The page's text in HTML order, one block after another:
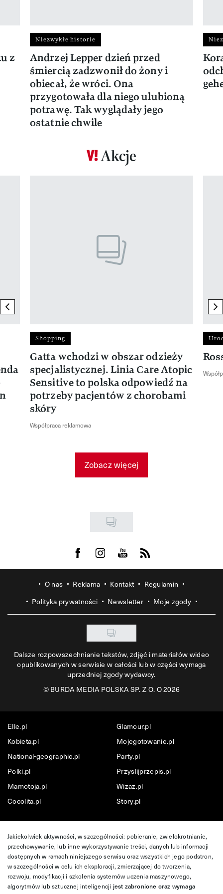
z
Niezwykłe historie
Andrzej Lepper dzień przed
śmiercią zadzwonił do żony i
obiecał, że wróci. Ona
przygotowała dla niego ulubioną
potrawę. Tak wyglądały jego
ostatnie chwile
Akcje
previous element
Shopping
Gatta wchodzi w obszar odzieży
specjalistycznej. Linia Care Atopic
Sensitive to polska odpowiedź na
potrzeby pacjentów z chorobami
skóry
Współpraca reklamowa
Zobacz więcej
Visit us on Facebook
Visit us on Instagram
Visit us on Youtube
Visit us on Rss
O nas Reklama Kontakt
Regulamin
Polityka prywatności
Newsletter Moje zgody
Dalsze rozpowszechnianie tekstów, zdjęć i materiałów wideo
opublikowanych w serwisie w całości lub w części wymaga
uprzedniej zgody wydawcy.
©BURDA MEDIA POLSKA SP. Z O. O 2026
Elle.pl
Glamour.pl
Kobieta.pl
Mojegotowanie.pl
National-geographic.pl
Party.pl
Polki.pl
Przyslijprzepis.pl
Mamotoja.pl
Wizaz.pl
Cocolita.pl
Story.pl
Jakiekolwiek aktywności, w szczególności: pobieranie, zwielokrotnianie,
przechowywanie, lub inne wykorzystywanie treści, danych lub informacji
dostępnych w ramach niniejszego serwisu oraz wszystkich jego podstron,
w szczególności w celu ich eksploracji, zmierzającej do tworzenia,
rozwoju, modyfikacji i szkolenia systemów uczenia maszynowego,
algorytmów lub sztucznej inteligencji jest zabronione oraz wymaga